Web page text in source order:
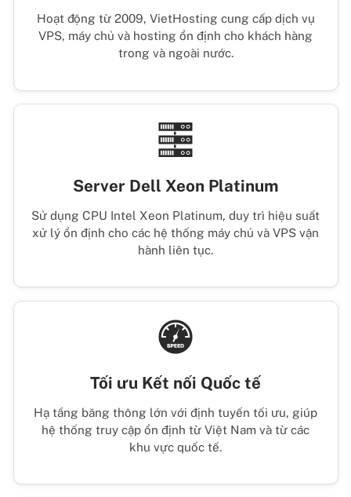
Hoạt động từ 2009, VietHosting cung cấp dịch vụ
VPS, máy chủ và hosting ổn định cho khách hàng
trong và ngoài nước.
Server Dell Xeon Platinum
Sử dụng CPU Intel Xeon Platinum, duy trì hiệu suất
xử lý ổn định cho các hệ thống máy chủ và VPS vận
hành liên tục.
Tối ưu Kết nối Quốc tế
Hạ tầng băng thông lớn với định tuyến tối ưu, giúp
hệ thống truy cập ổn định từ Việt Nam và từ các
khu vực quốc tế.